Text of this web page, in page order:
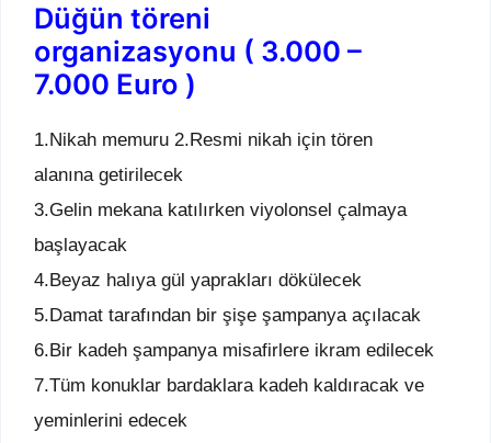
Düğün töreni
organizasyonu ( 3.000 –
7.000 Euro )
1.Nikah memuru 2.Resmi nikah için tören
alanına getirilecek
3.Gelin mekana katılırken viyolonsel çalmaya
başlayacak
4.Beyaz halıya gül yaprakları dökülecek
5.Damat tarafından bir şişe şampanya açılacak
6.Bir kadeh şampanya misafirlere ikram edilecek
7.Tüm konuklar bardaklara kadeh kaldıracak ve
yeminlerini edecek